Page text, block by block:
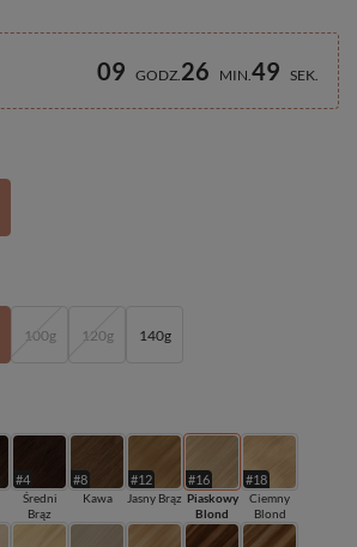
100g 120g 140g
#4
Średni
Brąz
#8
Kawa
#12
Jasny Brąz
#16
Piaskowy
Blond
#18
Ciemny
Blond
09 GODZ26 MIN48 SEK